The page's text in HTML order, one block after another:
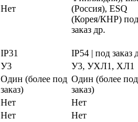
Нет
(Россия), ESQ
(Корея/КНР) под
заказ др.
IP31
IP54 | под заказ
У3
У3, УХЛ1, ХЛ1
Один (более под
заказ)
Один (более под
заказ)
Нет
Нет
Нет
Нет